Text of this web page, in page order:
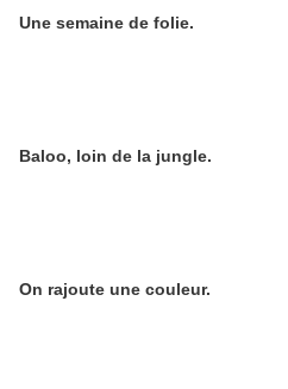
Une semaine de folie.
Baloo, loin de la jungle.
On rajoute une couleur.